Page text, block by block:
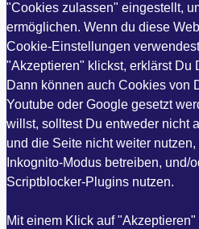
"Cookies zulassen" eingestellt,
ermöglichen. Wenn du diese
Cookie-Einstellungen
"Akzeptieren" klickst, erklärst Du
Dann können auch Cookies von
Youtube oder Google gesetzt
willst, solltest Du entweder nicht
und die Seite nicht weiter
Inkognito-Modus betreiben, und/
Scriptblocker-Plugins nutzen.
Mit einem Klick auf